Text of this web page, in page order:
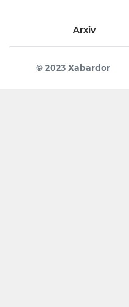
Arxiv
© 2023 Xabardor